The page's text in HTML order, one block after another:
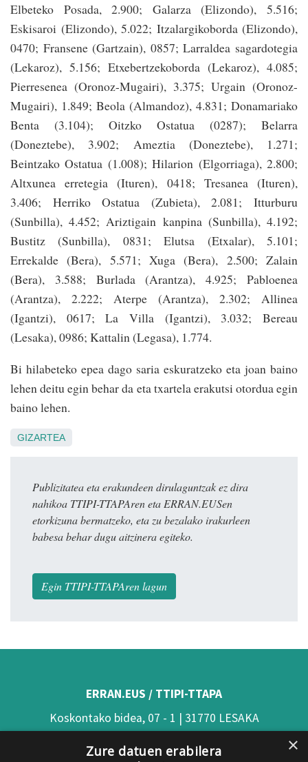
Elbeteko Posada, 2.900; Galarza (Elizondo), 5.516;
Eskisaroi (Elizondo), 5.022; Itzalargikoborda (Elizondo),
0470; Fransene (Gartzain), 0857; Larraldea sagardotegia
(Lekaroz), 5.156; Etxebertzekoborda (Lekaroz), 4.085;
Pierresenea (Oronoz-Mugairi), 3.375; Urgain (Oronoz-
Mugairi), 1.849; Beola (Almandoz), 4.831; Donamariako
Benta (3.104); Oitzko Ostatua (0287); Belarra
(Doneztebe), 3.902; Ameztia (Doneztebe), 1.271;
Beintzako Ostatua (1.008); Hilarion (Elgorriaga), 2.800;
Altxunea erretegia (Ituren), 0418; Tresanea (Ituren),
3.406; Herriko Ostatua (Zubieta), 2.081; Itturburu
(Sunbilla), 4.452; Ariztigain kanpina (Sunbilla), 4.192;
Bustitz (Sunbilla), 0831; Elutsa (Etxalar), 5.101;
Errekalde (Bera), 5.571; Xuga (Bera), 2.500; Zalain
(Bera), 3.588; Burlada (Arantza), 4.925; Pabloenea
(Arantza), 2.222; Aterpe (Arantza), 2.302; Allinea
(Igantzi), 0617; La Villa (Igantzi), 3.032; Bereau
(Lesaka), 0986; Kattalin (Legasa), 1.774.
Bi hilabeteko epea dago saria eskuratzeko eta joan baino
lehen deitu egin behar da eta txartela erakutsi otordua egin
baino lehen.
GIZARTEA
Publizitatea eta erakundeen dirulaguntzak ez dira
nahikoa TTIPI-TTAPAren eta ERRAN.EUSen
etorkizuna bermatzeko, eta zu bezalako irakurleen
babesa behar dugu aitzinera egiteko.
Egin TTIPI-TTAPAren lagun
ERRAN.EUS / TTIPI-TTAPA
Koskontako bidea, 07 - 1 | 31770 LESAKA
×
Zure datuen erabilera